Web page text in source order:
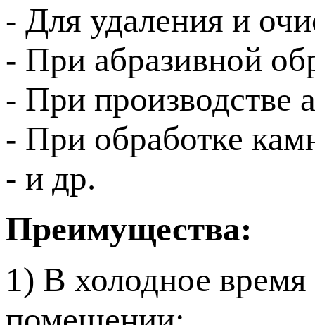
- Для удаления и
- При абразивной
- При
- При обработке
- и др.
Преимущества:
1) В холодное время